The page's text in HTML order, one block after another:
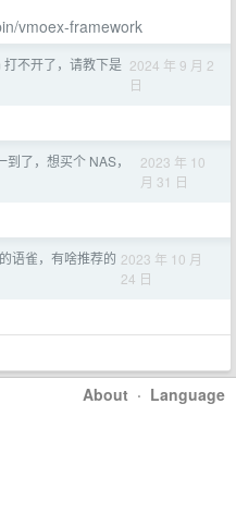
vmoex-framework
不开了，请教下是 2024 年 9 月 2
日
到了，想买个 NAS，
2023 年 10
月 31 日
语雀，有啥推荐的 2023 年 10 月
24 日
About · Language